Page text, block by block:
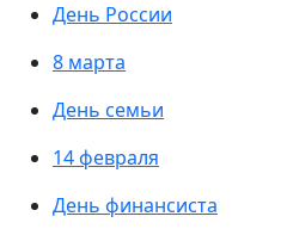
День России
8 марта
День семьи
14 февраля
День финансиста